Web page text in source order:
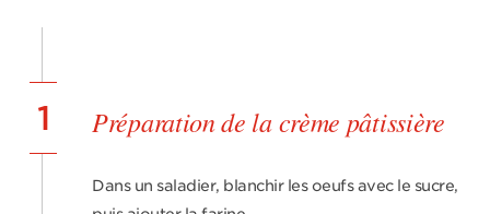
1 Préparation de la crème pâtissière
Dans un saladier, blanchir les oeufs avec le sucre,